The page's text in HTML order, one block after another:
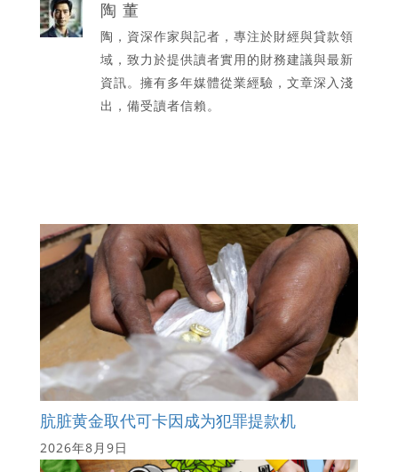
陶 董
陶，資深作家與記者，專注於財經與貸款領
域，致力於提供讀者實用的財務建議與最新
資訊。擁有多年媒體從業經驗，文章深入淺
出，備受讀者信賴。
肮脏黄金取代可卡因成为犯罪提款机
2026年8月9日